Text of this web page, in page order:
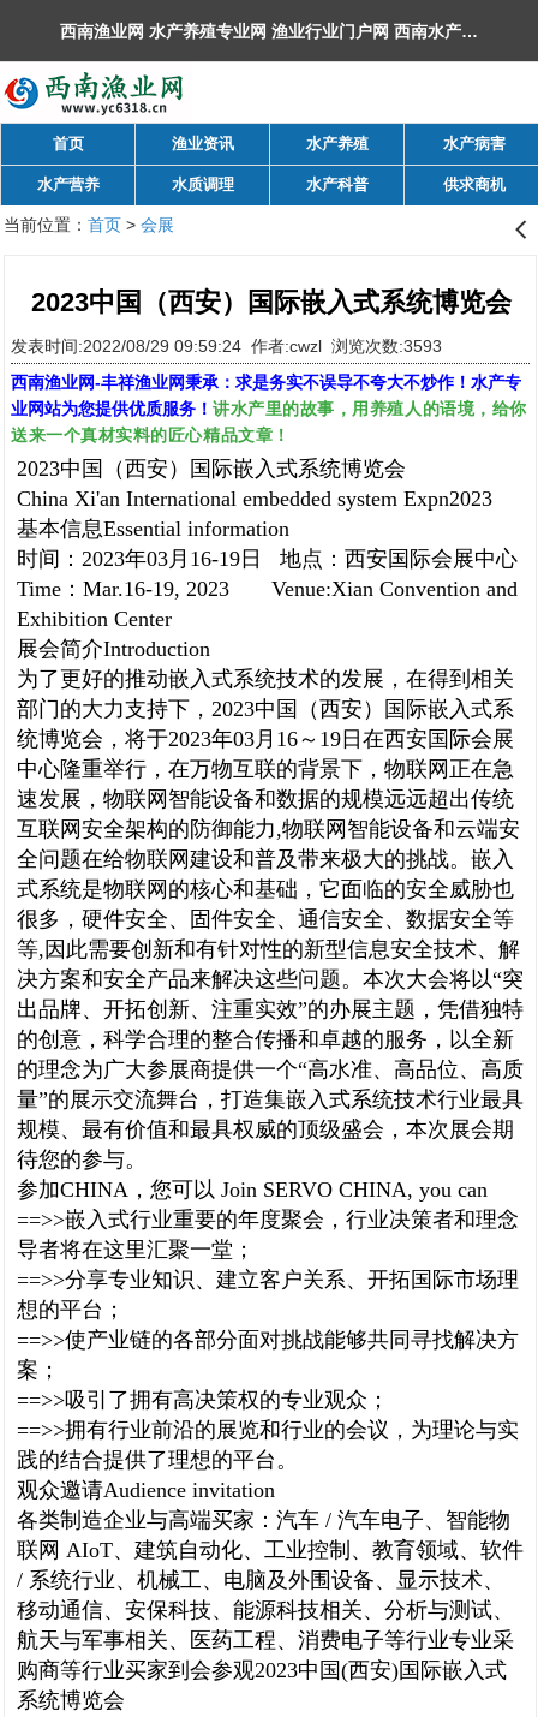
西南渔业网 水产养殖专业网 渔业行业门户网 ​西南水产网 丰祥渔业网 永川水花网，欢迎光临！
首页 渔业资讯 水产养殖 水产病害
水产营养 水质调理 水产科普 供求商机
当前位置： 首页> 会展 󰊒
2023中国（西安）国际嵌入式系统博览会
发表时间:2022/08/29 09:59:24 作者:cwzl 浏览次数:3593
西南渔业网-丰祥渔业网秉承：求是务实不误导不夸大不炒作！水产专
业网站为您提供优质服务！ 讲水产里的故事，用养殖人的语境，给你
送来一个真材实料的匠心精品文章！
2023中国（西安）国际嵌入式系统博览会
China Xi'an International embedded system Expn2023
基本信息Essential information
时间： 2023年03月 16-19 日 地点：西安国际会展中心
Time ： Mar.16-19, 2023 Venue:Xian Convention and
Exhibition Center
展会简介Introduction
为了更好的推动嵌入式系统技术的发展，在得到相关
部门的大力支持下， 2023中国（西安）国际嵌入式系
统博览会，将于2023年03月 16～ 19 日在西安国际会展
中心隆重举行，在万物互联的背景下，物联网正在急
速发展，物联网智能设备和数据的规模远远超出传统
互联网安全架构的防御能力,物联网智能设备和云端安
全问题在给物联网建设和普及带来极大的挑战。嵌入
式系统是物联网的核心和基础，它面临的安全威胁也
很多，硬件安全、固件安全、通信安全、数据安全等
等, 因此需要创新和有针对性的新型信息安全技术、解
决方案和安全产品来解决这些问题。本次大会将以“突
出品牌、开拓创新、注重实效”的办展主题，凭借独特
的创意，科学合理的整合传播和卓越的服务，以全新
的理念为广大参展商提供一个“高水准、高品位、高质
量”的展示交流舞台，打造集嵌入式系统技术行业最具
规模、最有价值和最具权威的顶级盛会，本次展会期
待您的参与。
参加CHINA ，您可以 Join SERVO CHINA, you can
==>>嵌入式行业重要的年度聚会，行业决策者和理念
导者将在这里汇聚一堂；
==>>分享专业知识、建立客户关系、开拓国际市场理
想的平台；
==>>使产业链的各部分面对挑战能够共同寻找解决方
案；
==>>吸引了拥有高决策权的专业观众；
==>>拥有行业前沿的展览和行业的会议，为理论与实
践的结合提供了理想的平台。
观众邀请Audience invitation
各类制造企业与高端买家：汽车 / 汽车电子、智能物
联网 AIoT、建筑自动化、工业控制、教育领域、软件
/ 系统行业、机械工、电脑及外围设备、显示技术、
移动通信、安保科技、能源科技相关、分析与测试、
航天与军事相关、医药工程、消费电子等行业专业采
购商等行业买家到会参观2023中国(西安)国际嵌入式
系统博览会